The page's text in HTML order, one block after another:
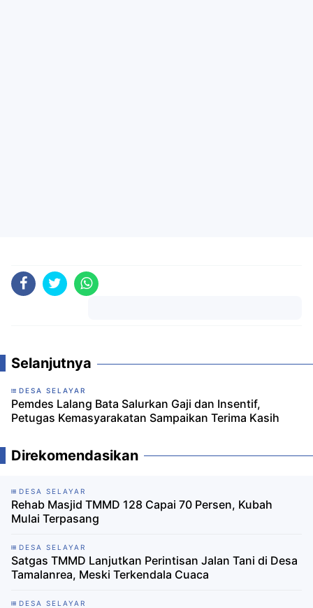
Selanjutnya
DESA SELAYAR
Pemdes Lalang Bata Salurkan Gaji dan Insentif,
Petugas Kemasyarakatan Sampaikan Terima Kasih
Direkomendasikan
DESA SELAYAR
Rehab Masjid TMMD 128 Capai 70 Persen, Kubah
Mulai Terpasang
DESA SELAYAR
Satgas TMMD Lanjutkan Perintisan Jalan Tani di Desa
Tamalanrea, Meski Terkendala Cuaca
DESA SELAYAR